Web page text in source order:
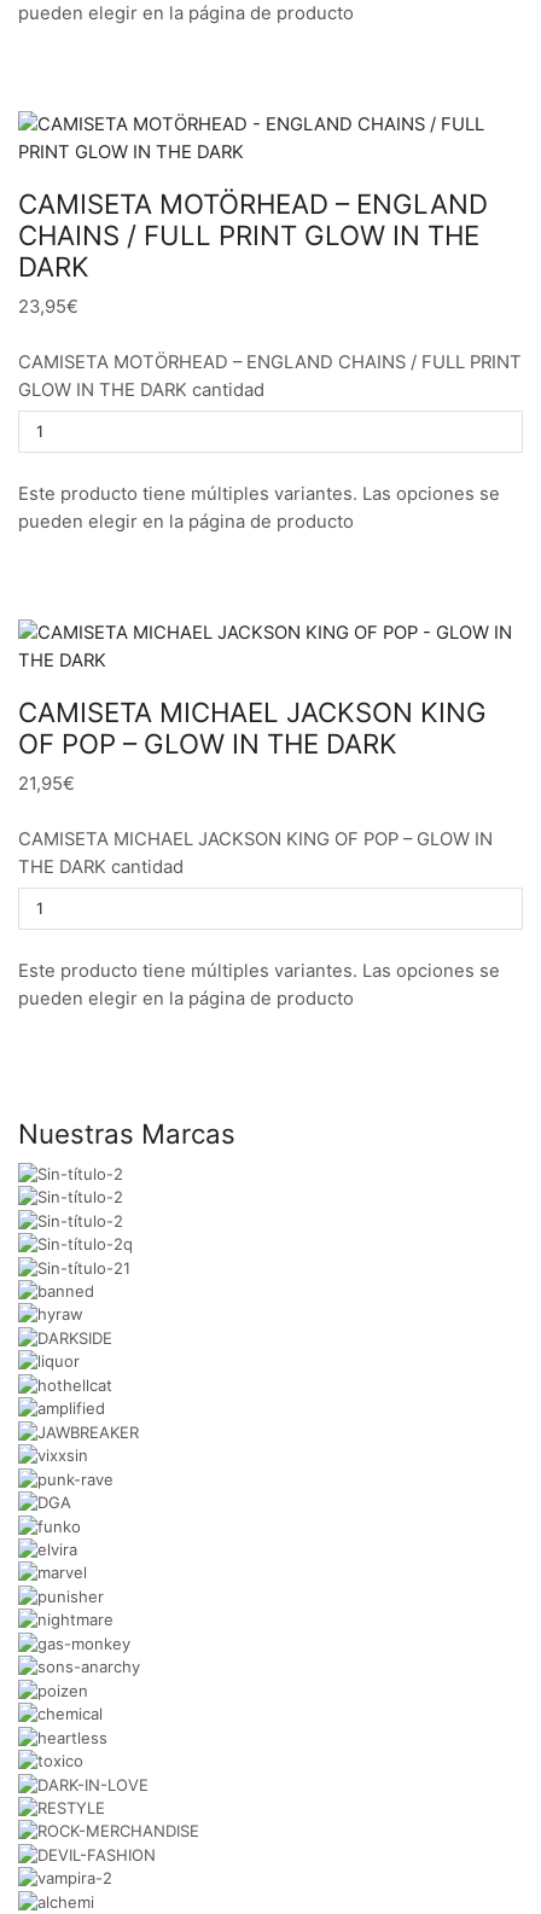
pueden elegir en la página de producto
CAMISETA MOTÖRHEAD – ENGLAND
CHAINS / FULL PRINT GLOW IN THE
DARK
23,95€
CAMISETA MOTÖRHEAD – ENGLAND CHAINS / FULL PRINT
GLOW IN THE DARK cantidad
Este producto tiene múltiples variantes. Las opciones se
pueden elegir en la página de producto
CAMISETA MICHAEL JACKSON KING
OF POP – GLOW IN THE DARK
21,95€
CAMISETA MICHAEL JACKSON KING OF POP – GLOW IN
THE DARK cantidad
Este producto tiene múltiples variantes. Las opciones se
pueden elegir en la página de producto
Nuestras Marcas